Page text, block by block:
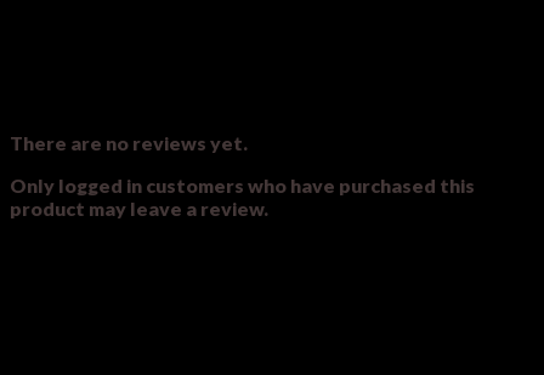
There are no reviews yet.
Only logged in customers who have purchased this
product may leave a review.